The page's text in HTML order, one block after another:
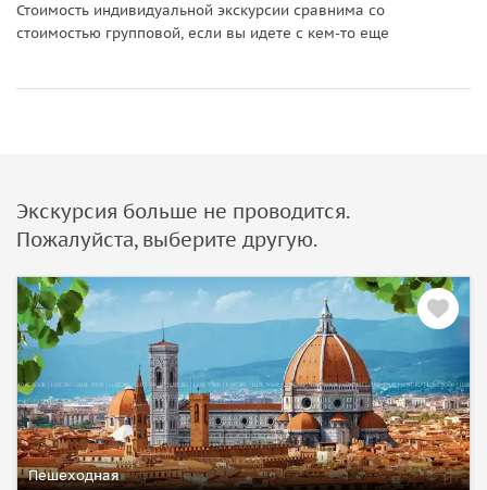
Стоимость индивидуальной экскурсии сравнима со
стоимостью групповой, если вы идете с кем-то еще
Экскурсия больше не проводится.
Пожалуйста, выберите другую.
Пешеходная